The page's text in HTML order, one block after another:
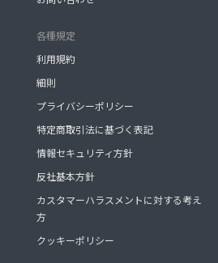
各種規定
利用規約
細則
プライバシーポリシー
特定商取引法に基づく表記
情報セキュリティ方針
反社基本方針
カスタマーハラスメントに対する考え
方
クッキーポリシー